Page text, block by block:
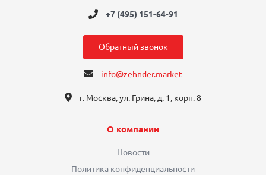
+7 (495) 151-64-91
Обратный звонок
info@zehnder.market
г. Москва, ул. Грина, д. 1, корп. 8
О компании
Новости
Политика конфиденциальности